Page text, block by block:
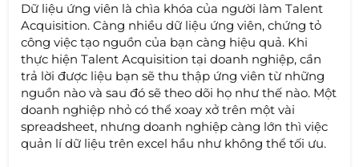
Dữ liệu ứng viên là chìa khóa của người làm Talent
Acquisition. Càng nhiều dữ liệu ứng viên, chứng tỏ
công việc tạo nguồn của bạn càng hiệu quả. Khi
thực hiện Talent Acquisition tại doanh nghiệp, cần
trả lời được liệu bạn sẽ thu thập ứng viên từ những
nguồn nào và sau đó sẽ theo dõi họ như thế nào. Một
doanh nghiệp nhỏ có thể xoay xở trên một vài
spreadsheet, nhưng doanh nghiệp càng lớn thì việc
quản lí dữ liệu trên excel hầu như không thể tối ưu.